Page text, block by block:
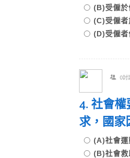
(B)受僱於
(C)受僱者
(D)受僱者
0討
4. 社會
求，國家
(A)社會運
(B)社會救